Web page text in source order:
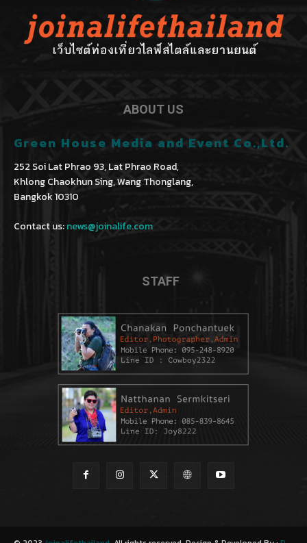
ABOUT US
Green House Media and Event Co.,Ltd.
252 Soi Lat Phrao 93, Lat Phrao Road,
Khlong Chaokhun Sing, Wang Thonglang,
Bangkok 10310
Contact us:news@joinalife.com
STAFF